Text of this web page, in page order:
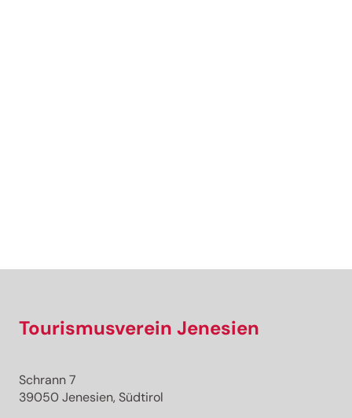
Tourismusverein Jenesien
Schrann 7
39050 Jenesien, Südtirol